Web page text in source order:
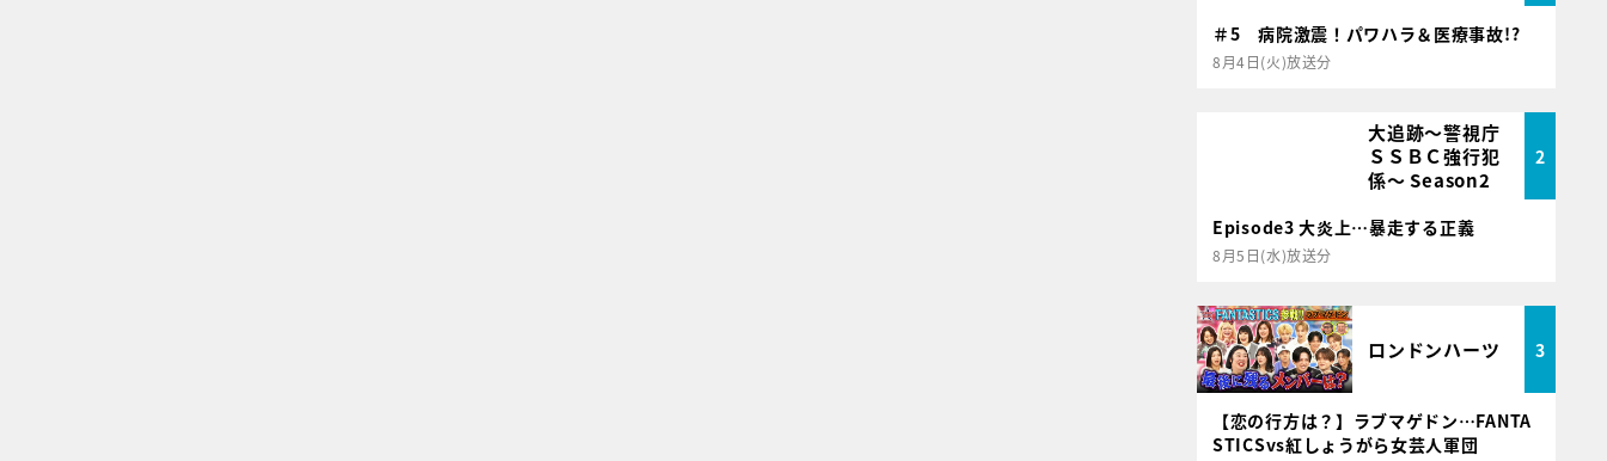
＃5 病院激震！パワハラ＆医療事故!?
8月4日(火)放送分
大追跡～警視庁
ＳＳＢＣ強行犯
係～ Season2
2
Episode3 大炎上…暴走する正義
8月5日(水)放送分
ロンドンハーツ 3
【恋の行方は？】ラブマゲドン…FANTA
STICSvs紅しょうがら女芸人軍団